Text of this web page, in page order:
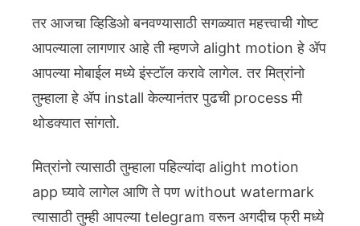
तर आजचा व्हिडिओ बनवण्यासाठी सगळ्यात महत्त्वाची गोष्ट
आपल्याला लागणार आहे ती म्हणजे alight motion हे ॲप
आपल्या मोबाईल मध्ये इंस्टॉल करावे लागेल. तर मित्रांनो
तुम्हाला हे ॲप install केल्यानंतर पुढची process मी
थोडक्यात सांगतो.
मित्रांनो त्यासाठी तुम्हाला पहिल्यांदा alight motion
app घ्यावे लागेल आणि ते पण without watermark
त्यासाठी तुम्ही आपल्या telegram वरून अगदीच फ्री मध्ये